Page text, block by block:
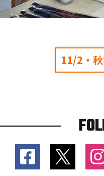
11/2・